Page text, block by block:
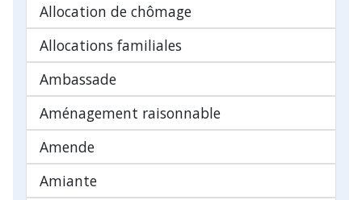
Allocation de chômage
Allocations familiales
Ambassade
Aménagement raisonnable
Amende
Amiante